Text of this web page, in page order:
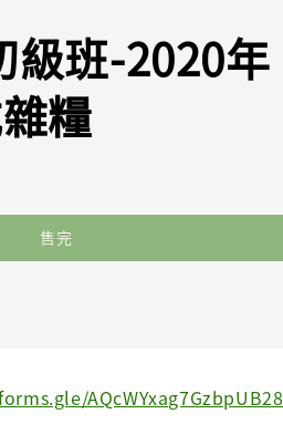
級班-2020年
糧
售完
AQcWYxag7GzbpUB28